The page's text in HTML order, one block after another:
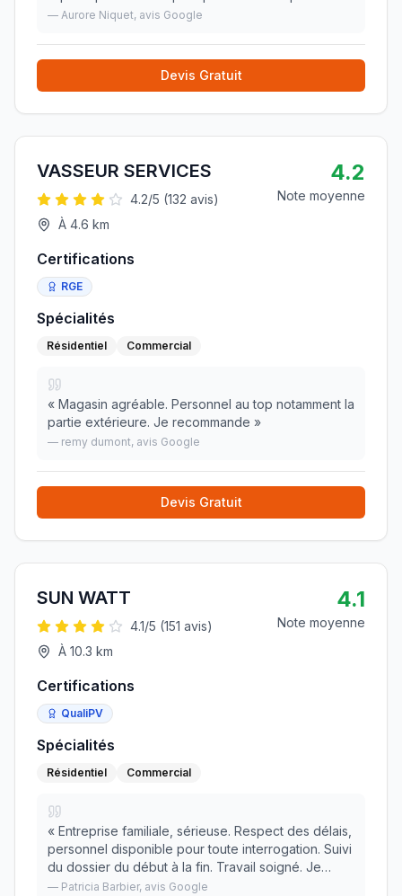
contraire c'est qu'elle ne peux pas tout simplement
qu'elle gèr»
— Aurore Niquet, avis Google
Devis Gratuit
VASSEUR SERVICES
4.2/5 (132 avis)
À 4.6 km
4.2
Note moyenne
Certifications
RGE
Spécialités
Résidentiel Commercial
« Magasin agréable. Personnel au top notamment la
partie extérieure. Je recommande »
— remy dumont, avis Google
Devis Gratuit
SUN WATT
4.1/5 (151 avis)
À 10.3 km
4.1
Note moyenne
Certifications
QualiPV
Spécialités
Résidentiel Commercial
« Entreprise familiale, sérieuse. Respect des délais,
personnel disponible pour toute interrogation. Suivi
du dossier du début à la fin. Travail soigné. Je
recommande vivement.»
— Patricia Barbier, avis Google